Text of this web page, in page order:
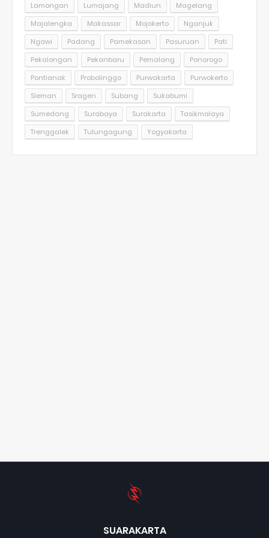
Lamongan
Lumajang Madiun
Magelang
Majalengka
Makassar Mojokerto
Nganjuk
Ngawi
Padang Pamekasan Pasuruan
Pati
Pekalongan
Pekanbaru Pemalang
Ponorogo
Pontianak
Probolinggo Purwakarta
Purwokerto
Sleman
Sragen Subang
Sukabumi
Sumedang
Surabaya Surakarta
Tasikmalaya
Trenggalek
Tulungagung Yogyakarta
SUARAKARTA